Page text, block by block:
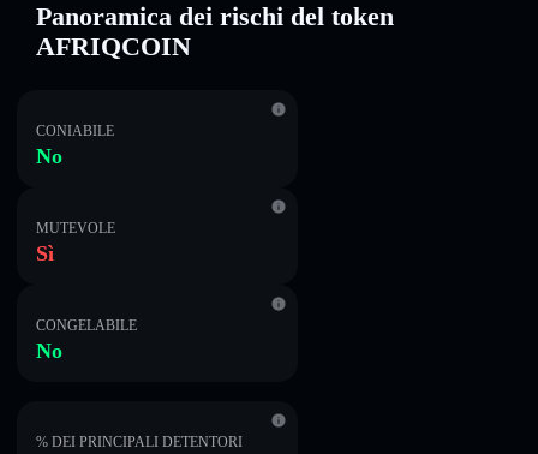
Panoramica dei rischi del token
AFRIQCOIN
CONIABILE
No
MUTEVOLE
Sì
CONGELABILE
No
% DEI PRINCIPALI DETENTORI